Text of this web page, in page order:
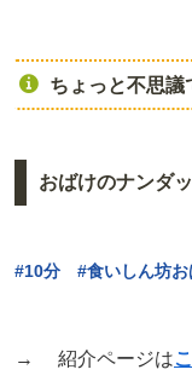
ちょっと不思議
おばけのナンダ
#10分 #食いしん坊
→ 紹介ページは